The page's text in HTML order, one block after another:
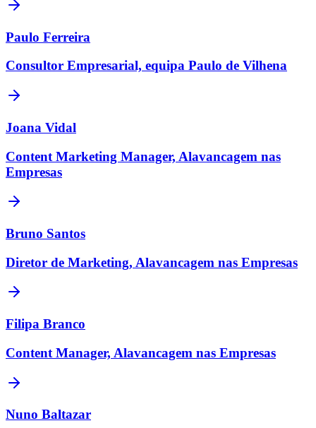
Paulo Ferreira
Consultor Empresarial, equipa Paulo de Vilhena
Joana Vidal
Content Marketing Manager, Alavancagem nas
Empresas
Bruno Santos
Diretor de Marketing, Alavancagem nas Empresas
Filipa Branco
Content Manager, Alavancagem nas Empresas
Nuno Baltazar